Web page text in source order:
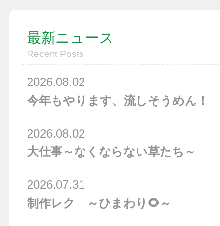
最新ニュース
Recent Posts
今年もやります、流しそうめん！
2026.08.02
大仕事～なくならない草たち～
2026.08.02
制作レク ～ひまわり🌻～
2026.07.31